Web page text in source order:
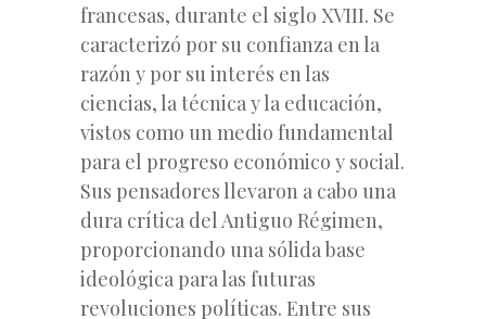
francesas, durante el siglo XVIII. Se
caracterizó por su confianza en la
razón y por su interés en las
ciencias, la técnica y la educación,
vistos como un medio fundamental
para el progreso económico y social.
Sus pensadores llevaron a cabo una
dura crítica del Antiguo Régimen,
proporcionando una sólida base
ideológica para las futuras
revoluciones políticas. Entre sus